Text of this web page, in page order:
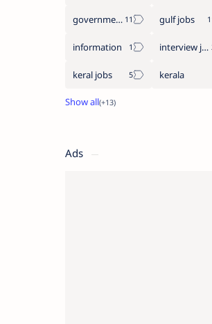
government jobs gulf jobs
information interview jobs
keral jobs kerala
Ads